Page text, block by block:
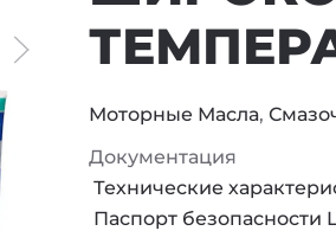
Моторные Масла,
Документация
Технические
Паспорт безопасности